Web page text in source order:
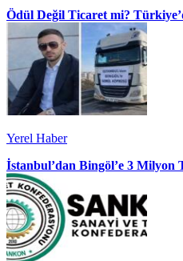
Ödül Değil Ticaret mi?
Yerel Haber
İstanbul’dan Bingöl’e 3 Milyon